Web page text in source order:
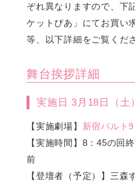
ぞれ異なりますので、下
ケットぴあ」にてお買い
等、以下詳細をご覧くだ
舞台挨拶詳細
実施日 3月18日（土
【実施劇場】 新宿バルト9
【実施時間】8：45の回
前
【登壇者（予定）】三森